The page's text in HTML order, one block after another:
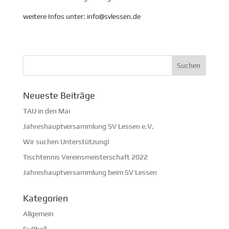
weitere Infos unter: info@svlessen.de
Neueste Beiträge
TAU in den Mai
Jahreshauptversammlung SV Lessen e.V.
Wir suchen Unterstützung!
Tischtennis Vereinsmeisterschaft 2022
Jahreshauptversammlung beim SV Lessen
Kategorien
Allgemein